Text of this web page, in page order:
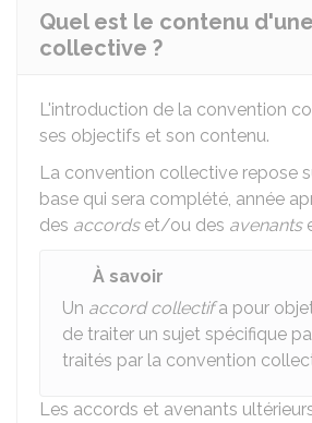
Quel est le contenu
collective ?
L'introduction de la convention
ses objectifs et son contenu.
La convention collective repose
base qui sera complété, année
des accordset/ou des avenants
À savoir
Un accord collectifa pour
de traiter un sujet spécifique
traités par la convention
Les accords et avenants